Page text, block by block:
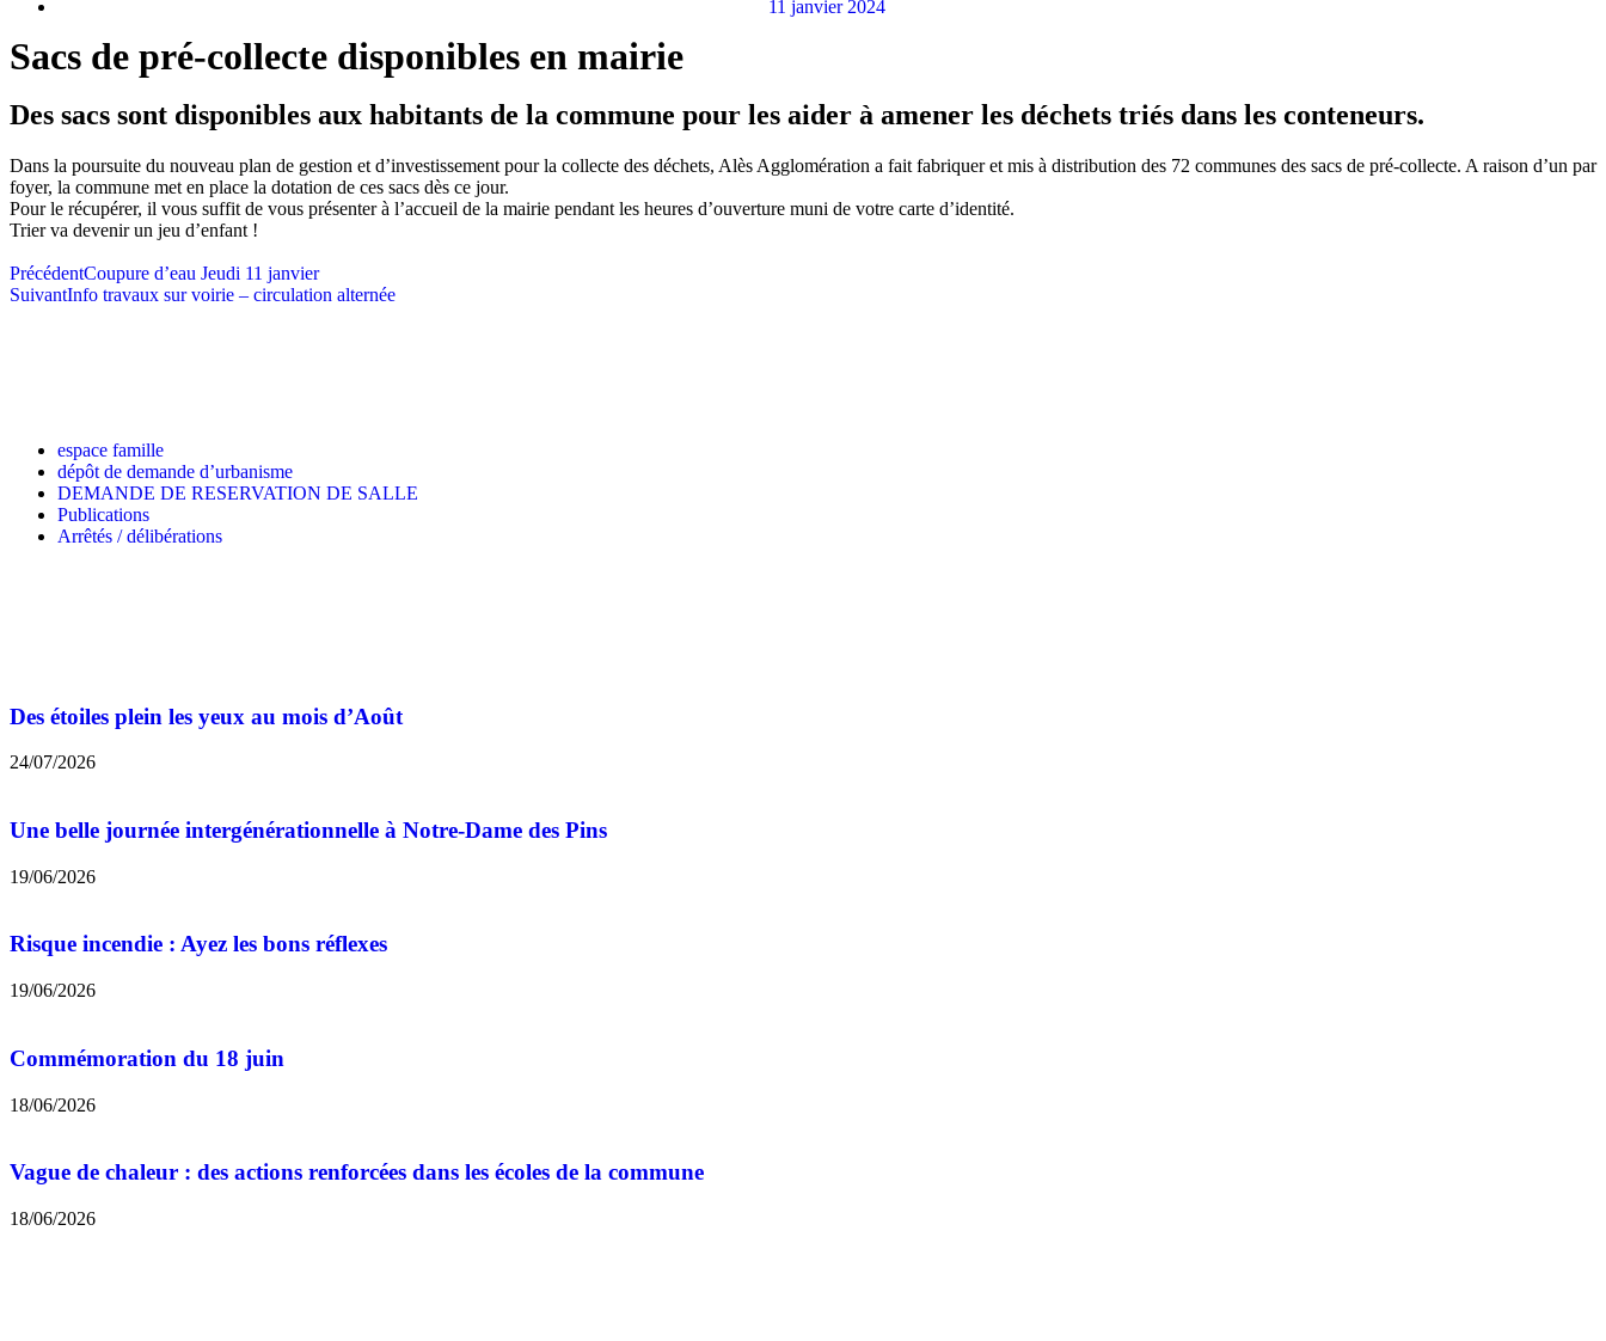
11 janvier 2024
Sacs de pré-collecte disponibles en mairie
Des sacs sont disponibles aux habitants de la commune pour les aider à amener les déchets triés dans les conteneurs.
Dans la poursuite du nouveau plan de gestion et d’investissement pour la collecte des déchets, Alès Agglomération a fait fabriquer et mis à distribution des 72 communes des sacs de pré-collecte. A raison d’un par
foyer, la commune met en place la dotation de ces sacs dès ce jour.
Pour le récupérer, il vous suffit de vous présenter à l’accueil de la mairie pendant les heures d’ouverture muni de votre carte d’identité.
Trier va devenir un jeu d’enfant !
PrécédentCoupure d’eau Jeudi 11 janvier
SuivantInfo travaux sur voirie – circulation alternée
espace famille
dépôt de demande d’urbanisme
DEMANDE DE RESERVATION DE SALLE
Publications
Arrêtés / délibérations
Des étoiles plein les yeux au mois d’Août
24/07/2026
Une belle journée intergénérationnelle à Notre-Dame des Pins
19/06/2026
Risque incendie : Ayez les bons réflexes
19/06/2026
Commémoration du 18 juin
18/06/2026
Vague de chaleur : des actions renforcées dans les écoles de la commune
18/06/2026